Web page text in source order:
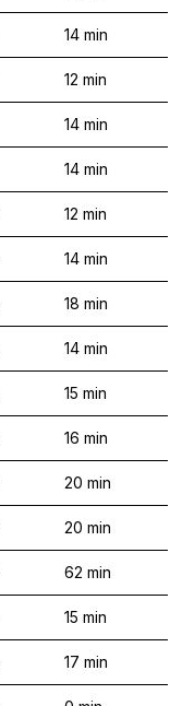
14 min
12 min
14 min
14 min
12 min
14 min
18 min
14 min
15 min
16 min
20 min
20 min
62 min
15 min
17 min